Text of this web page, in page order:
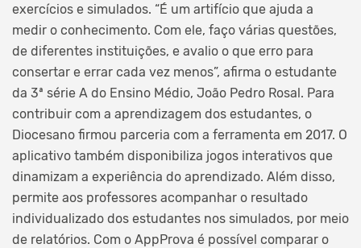
exercícios e simulados. “É um artifício que ajuda a
medir o conhecimento. Com ele, faço várias questões,
de diferentes instituições, e avalio o que erro para
consertar e errar cada vez menos”, afirma o estudante
da 3ª série A do Ensino Médio, João Pedro Rosal. Para
contribuir com a aprendizagem dos estudantes, o
Diocesano firmou parceria com a ferramenta em 2017. O
aplicativo também disponibiliza jogos interativos que
dinamizam a experiência do aprendizado. Além disso,
permite aos professores acompanhar o resultado
individualizado dos estudantes nos simulados, por meio
de relatórios. Com o AppProva é possível comparar o